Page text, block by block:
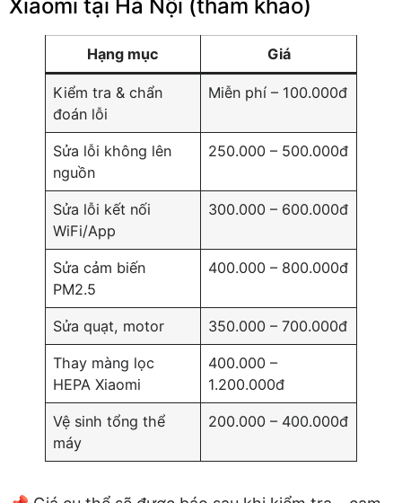
Xiaomi tại Hà Nội (tham khảo)
Hạng mục Giá
Kiểm tra & chẩn
đoán lỗi
Miễn phí – 100.000đ
Sửa lỗi không lên
nguồn
250.000 – 500.000đ
Sửa lỗi kết nối
WiFi/App
300.000 – 600.000đ
Sửa cảm biến
PM2.5
400.000 – 800.000đ
Sửa quạt, motor 350.000 – 700.000đ
Thay màng lọc
HEPA Xiaomi
400.000 –
1.200.000đ
Vệ sinh tổng thể
máy
200.000 – 400.000đ